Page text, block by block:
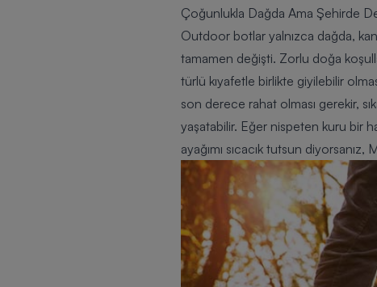
Çoğunlukla Dağda Ama Şehirde
Outdoor botlar yalnızca dağda,
tamamen değişti. Zorlu doğa
türlü kıyafetle birlikte giyilebilir
son derece rahat olması gerekir,
yaşatabilir. Eğer nispeten kuru bir
ayağımı sıcacık tutsun diyorsanız,